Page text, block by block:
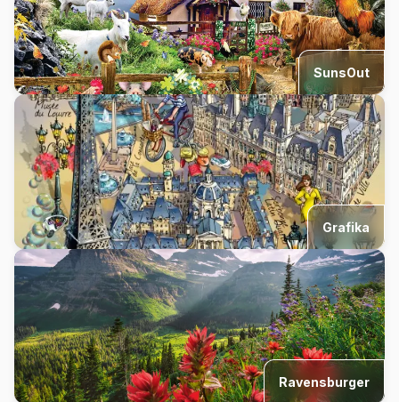
SunsOut
Grafika
Ravensburger